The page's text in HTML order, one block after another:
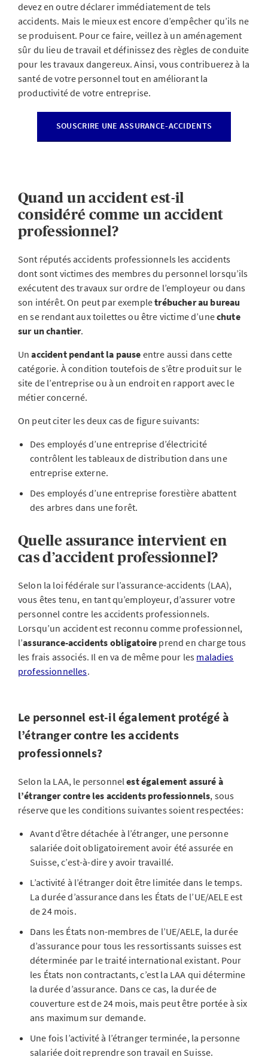
devez en outre déclarer immédiatement de tels
accidents. Mais le mieux est encore d’empêcher qu’ils ne
se produisent. Pour ce faire, veillez à un aménagement
sûr du lieu de travail et définissez des règles de conduite
pour les travaux dangereux. Ainsi, vous contribuerez à la
santé de votre personnel tout en améliorant la
productivité de votre entreprise.
SOUSCRIRE UNE ASSURANCE-ACCIDENTS
Quand un accident est-il
considéré comme un accident
professionnel?
Sont réputés accidents professionnels les accidents
dont sont victimes des membres du personnel lorsqu’ils
exécutent des travaux sur ordre de l’employeur ou dans
son intérêt. On peut par exempletrébucher au bureau
en se rendant aux toilettes ou être victime d’unechute
sur un chantier.
Unaccident pendant la pause entre aussi dans cette
catégorie. À condition toutefois de s’être produit sur le
site de l’entreprise ou à un endroit en rapport avec le
métier concerné.
On peut citer les deux cas de figure suivants:
Des employés d’une entreprise d’électricité
contrôlent les tableaux de distribution dans une
entreprise externe.
Des employés d’une entreprise forestière abattent
des arbres dans une forêt.
Quelle assurance intervient en
cas d’accident professionnel?
Selon la loi fédérale sur l’assurance-accidents (LAA),
vous êtes tenu, en tant qu’employeur, d’assurer votre
personnel contre les accidents professionnels.
Lorsqu’un accident est reconnu comme professionnel,
l’assurance-accidents obligatoire prend en charge tous
les frais associés. Il en va de même pour les maladies
professionnelles.
Le personnel est-il également protégé à
l’étranger contre les accidents
professionnels?
Selon la LAA, le personnelest également assuré à
l’étranger contre les accidents professionnels, sous
réserve que les conditions suivantes soient respectées:
Avant d’être détachée à l’étranger, une personne
salariée doit obligatoirement avoir été assurée en
Suisse, c’est-à-dire y avoir travaillé.
L’activité à l’étranger doit être limitée dans le temps.
La durée d’assurance dans les États de l’UE/AELE est
de 24 mois.
Dans les États non-membres de l’UE/AELE, la durée
d’assurance pour tous les ressortissants suisses est
déterminée par le traité international existant. Pour
les États non contractants, c’est la LAA qui détermine
la durée d’assurance. Dans ce cas, la durée de
couverture est de 24 mois, mais peut être portée à six
ans maximum sur demande.
Une fois l’activité à l’étranger terminée, la personne
salariée doit reprendre son travail en Suisse.